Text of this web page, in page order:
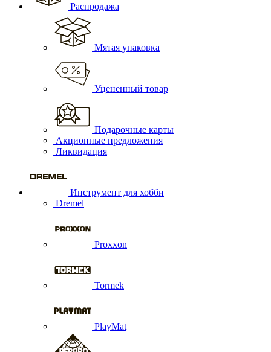
Распродажа
Мятая упаковка
Уцененный товар
Подарочные карты
Акционные предложения
Ликвидация
Инструмент для хобби
Dremel
Proxxon
Tormek
PlayMat